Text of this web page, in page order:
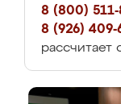
8 (800) 511-
8 (926) 409-
рассчитает